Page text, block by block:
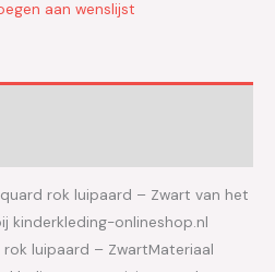
aan wenslijst
rok luipaard – Zwart van het
kinderkleding-onlineshop.nl
rok luipaard – ZwartMateriaal